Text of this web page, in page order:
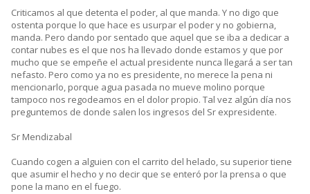
Criticamos al que detenta el poder, al que manda. Y no digo que
ostenta porque lo que hace es usurpar el poder y no gobierna,
manda. Pero dando por sentado que aquel que se iba a dedicar a
contar nubes es el que nos ha llevado donde estamos y que por
mucho que se empeñe el actual presidente nunca llegará a ser tan
nefasto. Pero como ya no es presidente, no merece la pena ni
mencionarlo, porque agua pasada no mueve molino porque
tampoco nos regodeamos en el dolor propio. Tal vez algún día nos
preguntemos de donde salen los ingresos del Sr expresidente.
Sr Mendizabal
Cuando cogen a alguien con el carrito del helado, su superior tiene
que asumir el hecho y no decir que se enteró por la prensa o que
pone la mano en el fuego.